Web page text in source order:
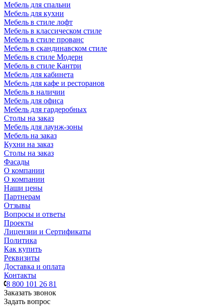
Мебель для спальни
Мебель для кухни
Мебель в стиле лофт
Мебель в классическом стиле
Мебель в стиле прованс
Мебель в скандинавском стиле
Мебель в стиле Модерн
Мебель в стиле Кантри
Мебель для кабинета
Мебель для кафе и ресторанов
Мебель в наличии
Мебель для офиса
Мебель для гардеробных
Столы на заказ
Мебель для лаунж-зоны
Мебель на заказ
Кухни на заказ
Столы на заказ
Фасады
О компании
О компании
Наши цены
Партнерам
Отзывы
Вопросы и ответы
Проекты
Лицензии и Сертификаты
Политика
Как купить
Реквизиты
Доставка и оплата
Контакты
8 800 101 26 81
Заказать звонок
Задать вопрос